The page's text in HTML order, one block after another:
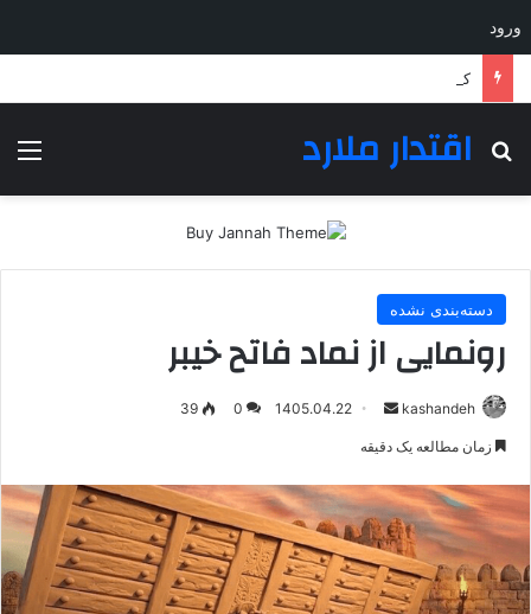
ورود
کالابرگ خانوارها شارژ شد
اقتدار ملارد
جستجو برای
دسته‌بندی نشده
رونمایی از نماد فاتح خیبر
kashandeh
ارسال1405.04.22
0
39
زمان مطالعه یک دقیقه